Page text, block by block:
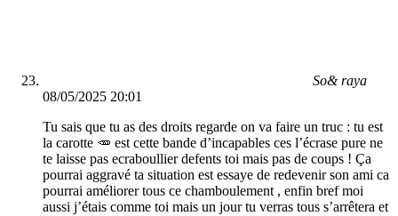
So& raya
08/05/2025 20:01
Tu sais que tu as des droits regarde on va faire un truc : tu est
la carotte 🥕 est cette bande d’incapables ces l’écrase pure ne
te laisse pas ecraboullier defents toi mais pas de coups ! Ça
pourrai aggravé ta situation est essaye de redevenir son ami ca
pourrai améliorer tous ce chamboulement , enfin bref moi
aussi j’étais comme toi mais un jour tu verras tous s’arrêtera et